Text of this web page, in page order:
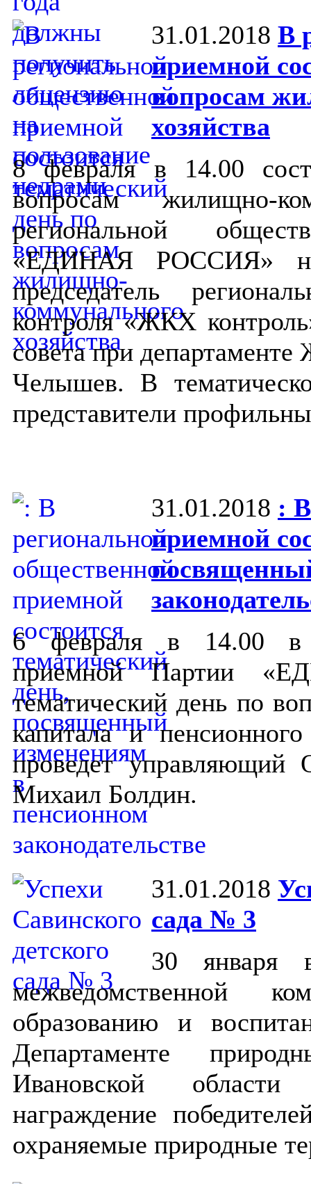
31.01.2018 В
приемной
вопросам
хозяйства
8 февраля в 14.00
вопросам жилищно-
региональной
«ЕДИНАЯ РОССИЯ» на
председатель
контроля «ЖКХ
совета при
Челышев. В
представители
31.01.2018 :
приемной
6 февраля в 14.00 в
приемной Партии
тематический день по
капитала и
проведет
Михаил Болдин.
31.01.2018
сада № 3
30 января
межведомственной
образованию и
Департаменте
Ивановской области
награждение
охраняемые природные